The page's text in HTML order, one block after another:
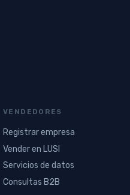
VENDEDORES
Registrar empresa
Vender en LUSI
Servicios de datos
Consultas B2B